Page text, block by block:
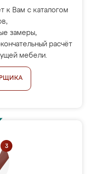
к Вам с каталогом
замеры,
расчёт
мебели.